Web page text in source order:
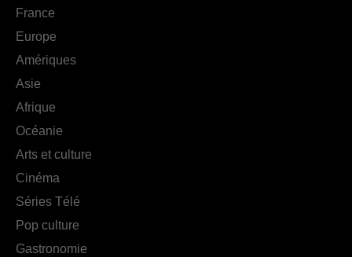
France
Europe
Amériques
Asie
Afrique
Océanie
Arts et culture
Cinéma
Séries Télé
Pop culture
Gastronomie